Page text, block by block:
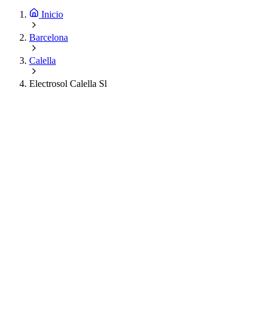
Inicio
Barcelona
Calella
Electrosol Calella Sl